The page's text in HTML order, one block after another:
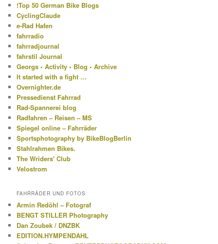
!Top 50 German Bike Blogs
CyclingClaude
e-Rad Hafen
fahrradio
fahrradjournal
fahrstil Journal
Georgs • Activity • Blog • Archive
It started with a fight …
Overnighter.de
Pressedienst Fahrrad
Rad-Spannerei blog
Radfahren – Reisen – MS
Spiegel online – Fahrräder
Sportsphotography by BikeBlogBerlin
Stahlrahmen Bikes.
The Wriders' Club
Velostrom
FAHRRÄDER UND FOTOS
Armin Redöhl – Fotograf
BENGT STILLER Photography
Dan Zoubek / DNZBK
EDITION.HYMPENDAHL